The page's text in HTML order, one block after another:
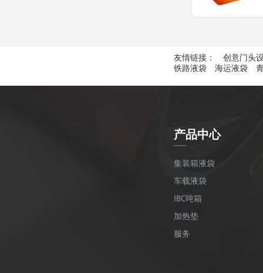
友情链接：
创意门头
铁路液袋
海运液袋
产品中心
集装箱液袋
车载液袋
IBC吨箱
加热垫
服务